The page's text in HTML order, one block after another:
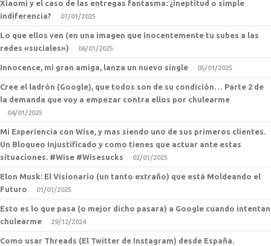
Xiaomi y el caso de las entregas fantasma: ¿ineptitud o simple
indiferencia?
07/01/2025
Lo que ellos ven (en una imagen que inocentemente tu subes a las
redes «suciales»)
06/01/2025
Innocence, mi gran amiga, lanza un nuevo single 05/01/2025
Cree el ladrón (Google), que todos son de su condición… Parte 2 de
la demanda que voy a empezar contra ellos por chulearme
04/01/2025
Mi Experiencia con Wise, y mas siendo uno de sus primeros clientes.
Un Bloqueo Injustificado y como tienes que actuar ante estas
situaciones. #Wise #Wisesucks
02/01/2025
Elon Musk: El Visionario (un tanto extraño) que está Moldeando el
Futuro
01/01/2025
Esto es lo que pasa (o mejor dicho pasara) a Google cuando intentan
chulearme
29/12/2024
Como usar Threads (El Twitter de Instagram) desde España.